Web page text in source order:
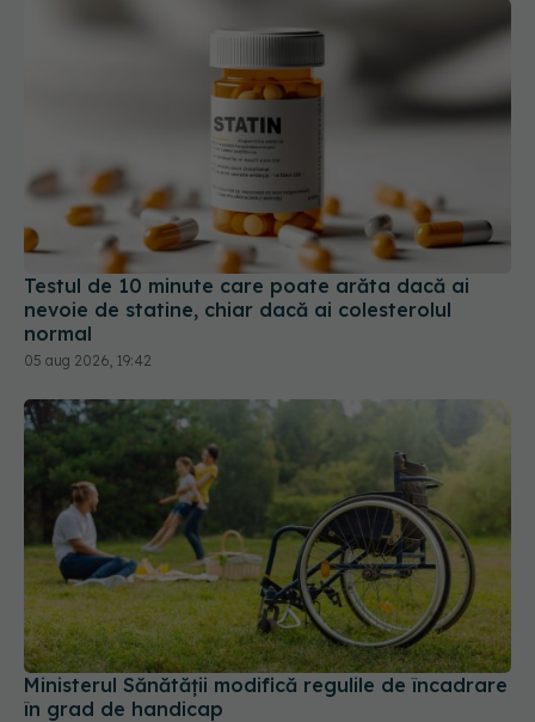
Testul de 10 minute care poate arăta dacă ai
nevoie de statine, chiar dacă ai colesterolul
normal
05 aug 2026, 19:42
Ministerul Sănătății modifică regulile de încadrare
în grad de handicap